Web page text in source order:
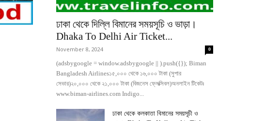
ঢাকা থেকে দিল্লি বিমানের সময়সূচি ও ভাড়া।
Dhaka To Delhi Air Ticket...
November 8, 2024 0
(adsbygoogle = window.adsbygoogle || ).push({}); Biman
Bangladesh Airlines১৫,০০০ থেকে ১৬,০০০ টাকা (সুপার
সেভার)২০,০০০ থেকে ২১,০০০ টাকা (বিজনেস ফ্লেক্সিবল)অনলাইন টিকেটঃ
www.biman-airlines.com Indigo...
ঢাকা থেকে কলকাতা বিমানের সময়সূচী ও